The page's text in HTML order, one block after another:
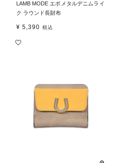
LAMB MODE エポメタルデニムライ
ク ラウンド長財布
¥ 5,390 税込